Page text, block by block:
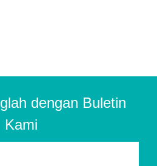
dengan Buletin
Kami